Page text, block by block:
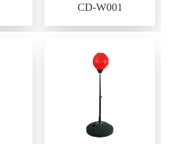
CD-W001